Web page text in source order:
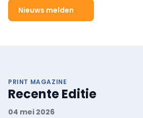
Nieuws melden
PRINT MAGAZINE
Recente Editie
04 mei 2026